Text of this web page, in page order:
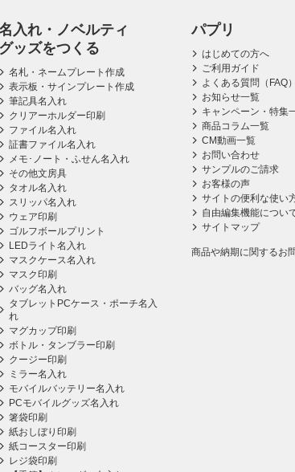
入れ・ノベルティ
グッズをつくる
名札・ネームプレート作成
表示板・サインプレート作成
筆記具名入れ
クリアーホルダー印刷
ファイル名入れ
証書ファイル名入れ
メモ･ノート・ふせん名入れ
その他文房具
タオル名入れ
スリッパ名入れ
ウェア印刷
ゴルフボールプリント
LEDライト名入れ
マスクケース名入れ
マスク印刷
バッグ名入れ
タブレットPCケース・ポーチ名入
れ
マグカップ印刷
ボトル・タンブラー印刷
クージー印刷
ミラー名入れ
モバイルバッテリー名入れ
PCモバイルグッズ名入れ
箸袋印刷
紙おしぼり印刷
紙コースター印刷
レジ袋印刷
パプリ
はじめての方へ
ご利用ガイド
よくある質問（FAQ）
お知らせ一覧
キャンペーン・特集
商品コラム一覧
CM動画一覧
お問い合わせ
サンプルのご請求
お客様の声
サイトの便利な使い
自由編集機能につい
サイトマップ
商品や納期に関するお